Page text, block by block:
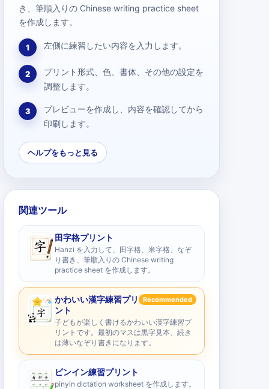
き、筆順入りの Chinese writing practice sheet
を作成します。
1 左側に練習したい内容を入力します。
2
プリント形式、色、書体、その他の設定を
調整します。
3
プレビューを作成し、内容を確認してから
印刷します。
ヘルプをもっと見る
関連ツール
田字格プリント
Hanzi を入力して、田字格、米字格、なぞ
り書き、筆順入りの Chinese writing
practice sheet を作成します。
かわいい漢字練習プリ
ント
Recommended
子どもが楽しく書けるかわいい漢字練習プ
リントです。最初のマスは黒字見本、続き
は薄いなぞり書きになります。
ピンイン練習プリント
pinyin dictation worksheet を作成します。